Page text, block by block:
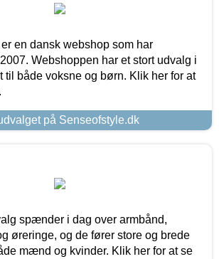
en dansk webshop som har
Webshoppen har et stort udvalg i
til både voksne og børn. Klik her for at
på Senseofstyle.dk
spænder i dag over armbånd,
øreringe, og de fører store og brede
mænd og kvinder. Klik her for at se